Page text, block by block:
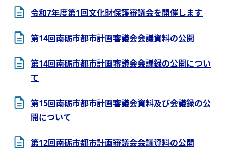
令和7年度第1回文化財保護審議会を開催します
第14回南砺市都市計画審議会会議資料の公開
第14回南砺市都市計画審議会会議録の公開につい
て
第15回南砺市都市計画審議会資料及び会議録の公
開について
第12回南砺市都市計画審議会会議資料の公開